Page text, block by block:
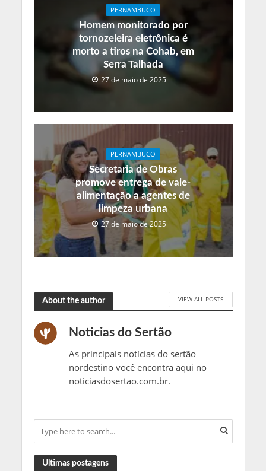
PERNAMBUCO
Homem monitorado por
tornozeleira eletrônica é
morto a tiros na Cohab, em
Serra Talhada
27 de maio de 2025
PERNAMBUCO
Secretaria de Obras
promove entrega de vale-
alimentação a agentes de
limpeza urbana
27 de maio de 2025
About the author VIEW ALL POSTS
Noticias do Sertão
As principais notícias do sertão
nordestino você encontra aqui no
noticiasdosertao.com.br.
Ultimas postagens